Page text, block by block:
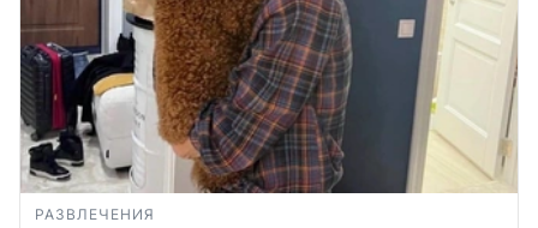
РАЗВЛЕЧЕНИЯ